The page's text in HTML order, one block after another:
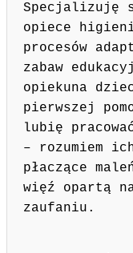
Specjalizuję
opiece
procesów
zabaw
opiekuna
pierwszej
lubię
– rozumiem
płaczące
więź opartą
zaufaniu.